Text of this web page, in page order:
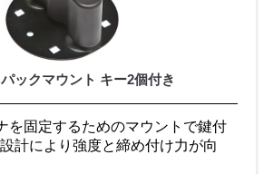
ックマウント キー2個付き
を固定するためのマウントで鍵付
計により強度と締め付け力が向